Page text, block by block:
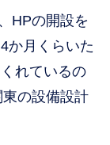
HPの開設を
か月くらいた
れているの
の設備設計